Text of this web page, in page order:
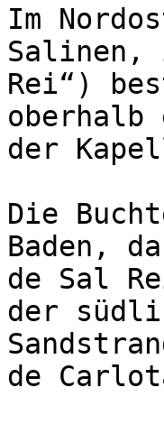
Im
Salinen,
Rei“)
der
Die
Baden,
de Sal
der
de